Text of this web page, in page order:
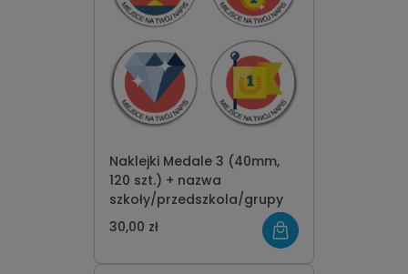
Naklejki Medale 3 (40mm,
120 szt.) + nazwa
szkoły/przedszkola/grupy
30,00 zł